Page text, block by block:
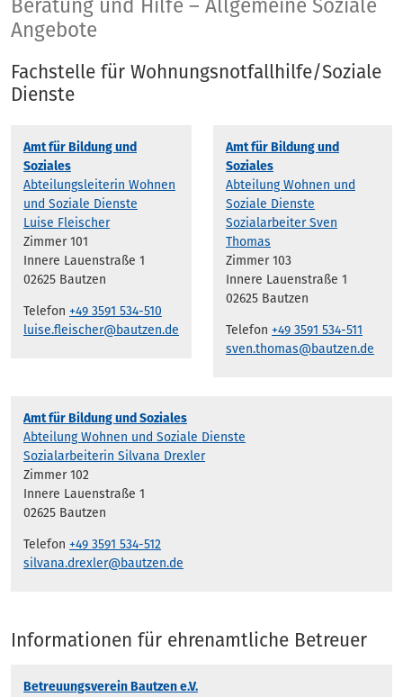
Beratung und Hilfe – Allgemeine Soziale
Angebote
Fachstelle für Wohnungsnotfallhilfe/Soziale
Dienste
Amt für Bildung und
Soziales
Abteilungsleiterin Wohnen
und Soziale Dienste
Luise Fleischer
Zimmer 101
Innere Lauenstraße 1
02625 Bautzen
Telefon +49 3591 534-510
luise.fleischer@bautzen.de
Amt für Bildung und
Soziales
Abteilung Wohnen und
Soziale Dienste
Sozialarbeiter Sven
Thomas
Zimmer 103
Innere Lauenstraße 1
02625 Bautzen
Telefon +49 3591 534-511
sven.thomas@bautzen.de
Amt für Bildung und Soziales
Abteilung Wohnen und Soziale Dienste
Sozialarbeiterin Silvana Drexler
Zimmer 102
Innere Lauenstraße 1
02625 Bautzen
Telefon +49 3591 534-512
silvana.drexler@bautzen.de
Informationen für ehrenamtliche Betreuer
Betreuungsverein Bautzen e.V.